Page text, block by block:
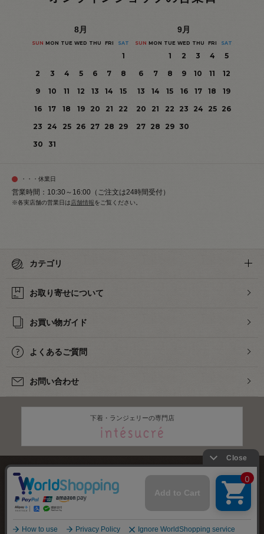
8月
SUN MON TUE WED THU FRI SAT
1
2
3 4 5 6 7
8
9
10 11 12 13 14
15
16
17 18 19 20 21
22
23
24 25 26 27 28 29
30
31
9月
SUN MON TUE WED THU FRI SAT
1 2 3 4
5
6
7 8 9 10 11
12
13
14 15 16 17 18
19
20
21 22 23 24 25
26
27 28 29 30
・・・休業日
営業時間：10:30～16:00（ご注文は24時間受付）
※各実店舗の営業日は 店舗情報をご覧ください。
カテゴリ
お取り寄せについて
お買い物ガイド
よくあるご質問
お問い合わせ
下着・ランジェリーの専門店
会社概要 採用情報
特定商取引法に基づく表記 サイトマップ
2012-2026OKADAYA CO.,LTD.